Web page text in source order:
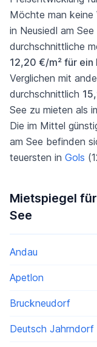
Möchte man keine
in Neusiedl am
durchschnittliche
12,20 €/m² für ein
Verglichen mit
durchschnittlich
See zu mieten als
Die im Mittel
am See befinden
teuersten in Gols
Mietspiegel
See
Andau
Apetlon
Bruckneudorf
Deutsch Jahrndorf